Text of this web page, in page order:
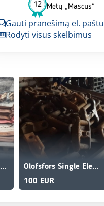
12 Metų „Mascus“
Gauti pranešimą el. paštu
Rodyti visus skelbimus
Olofsfors Tracks parts 800 Single elements
Olofsfors Single Elements Forestry tracks
100 EUR